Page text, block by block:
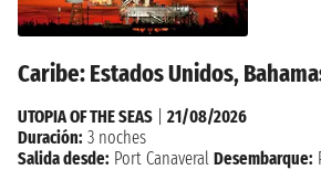
Caribe: Estados Unidos,
UTOPIA OF THE SEAS
21/08/2026
Duración: 3 noches
Salida desde: Port Canaveral Desembarque: